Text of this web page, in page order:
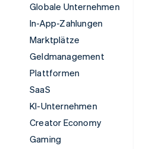
Globale Unternehmen
In-App-Zahlungen
Marktplätze
Geldmanagement
Plattformen
SaaS
KI-Unternehmen
Creator Economy
Gaming